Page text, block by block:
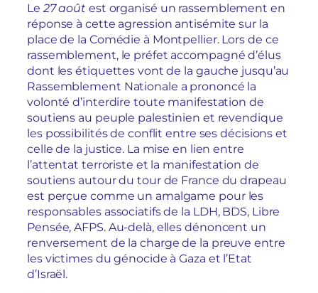
Le 27 août est organisé un rassemblement en
réponse à cette agression antisémite sur la
place de la Comédie à Montpellier. Lors de ce
rassemblement, le préfet accompagné d’élus
dont les étiquettes vont de la gauche jusqu’au
Rassemblement Nationale a prononcé la
volonté d’interdire toute manifestation de
soutiens au peuple palestinien et revendique
les possibilités de conflit entre ses décisions et
celle de la justice. La mise en lien entre
l’attentat terroriste et la manifestation de
soutiens autour du tour de France du drapeau
est perçue comme un amalgame pour les
responsables associatifs de la LDH, BDS, Libre
Pensée, AFPS. Au-delà, elles dénoncent un
renversement de la charge de la preuve entre
les victimes du génocide à Gaza et l’Etat
d’Israël.